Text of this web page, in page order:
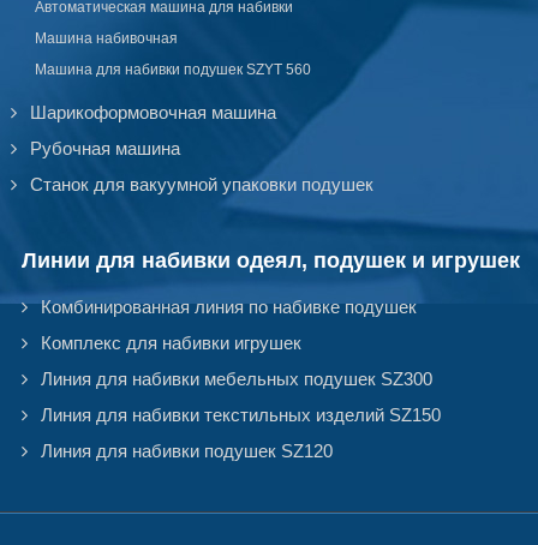
Автоматическая машина для набивки
Машина набивочная
Машина для набивки подушек SZYT 560
Шарикоформовочная машина
Рубочная машина
Станок для вакуумной упаковки подушек
Линии для набивки одеял, подушек и игрушек
Комбинированная линия по набивке подушек
Комплекс для набивки игрушек
Линия для набивки мебельных подушек SZ300
Линия для набивки текстильных изделий SZ150
Линия для набивки подушек SZ120